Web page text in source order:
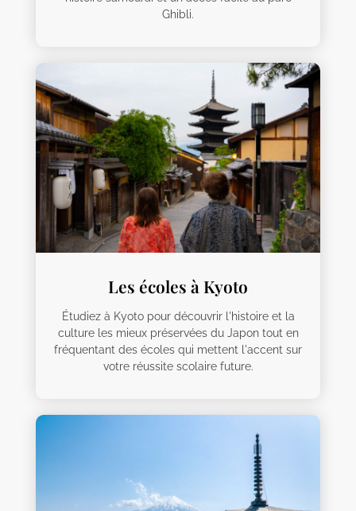
Ghibli.
Les écoles à Kyoto
Étudiez à Kyoto pour découvrir l'histoire et la
culture les mieux préservées du Japon tout en
fréquentant des écoles qui mettent l'accent sur
votre réussite scolaire future.